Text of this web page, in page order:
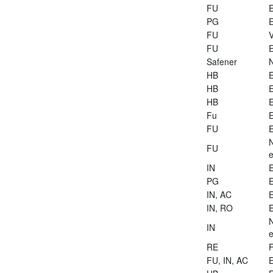
FU
PG
FU
FU
Safener
HB
HB
HB
Fu
FU
FU
IN
PG
IN, AC
IN, RO
IN
RE
FU, IN, AC